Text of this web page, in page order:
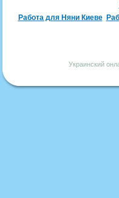
Работа для Няни Киеве
Украинский